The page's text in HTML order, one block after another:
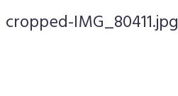
cropped-IMG_80411.jpg